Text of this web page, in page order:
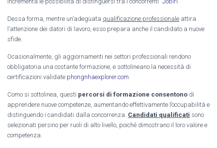
Dessa forma, mentre un’adeguata qualificazione professionale attira
l’attenzione dei datori di lavoro, esso prepara anche il candidato a nuove
sfide.
Ocasionalmente, gli aggiornamenti nei settori professionali rendono
obbligatoria una costante formazione, e sottolineano la necessità di
certificazioni validate phongnhaexplorer.com
Como si sottolinea, questi percorsi di formazione consentono di
apprendere nuove competenze, aumentando effettivamente l’occupabilità e
distinguendo i candidati dalla concorrenza. Candidati qualificati sono
selezionati persino per ruoli di alto livello, poiché dimostrano il loro valore e
competenza.